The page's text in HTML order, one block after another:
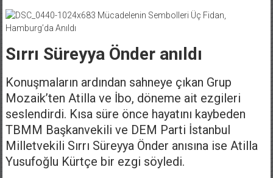
Sırrı Süreyya Önder anıldı
Konuşmaların ardından sahneye çıkan Grup
Mozaik’ten Atilla ve İbo, döneme ait ezgileri
seslendirdi. Kısa süre önce hayatını kaybeden
TBMM Başkanvekili ve DEM Parti İstanbul
Milletvekili Sırrı Süreyya Önder anısına ise Atilla
Yusufoğlu Kürtçe bir ezgi söyledi.